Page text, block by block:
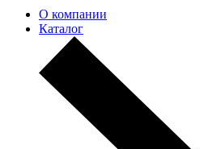
О компании
Каталог